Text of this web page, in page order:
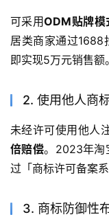
可采用ODM贴牌模
居类商家通过1688
即实现5万元销售额。
2. 使用他人商
未经许可使用他人
倍赔偿。2023年淘
过「商标许可备案
3. 商标防御性